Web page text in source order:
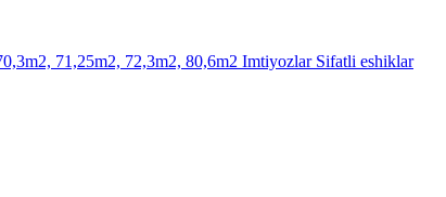
71,25m2, 72,3m2, 80,6m2 Imtiyozlar Sifatli eshiklar